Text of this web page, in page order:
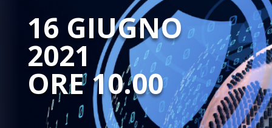
16 GIUGNO
2021
ORE 10.00